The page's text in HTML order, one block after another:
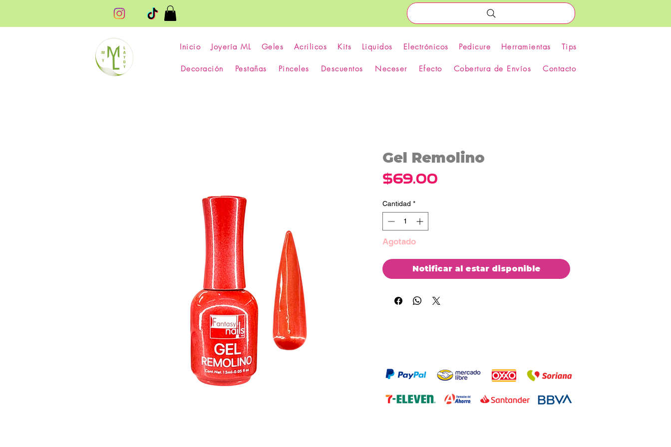
Inicio Joyería ML Geles Acrilicos Kits Liquidos Electrónicos Pedicure Herramientas Tips
Decoración Pestañas Pinceles Descuentos Neceser Efecto Cobertura de Envíos Contacto
Gel Remolino
$69.00
Cantidad *
Agotado
Notificar al estar disponible